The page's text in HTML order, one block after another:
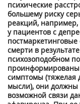
психические
большему риску
реакций, например,
у пациентов с
смерти в
психозоподобном
проинформированы
симптомы (тяжелая
мысли), они должны
возможной связи